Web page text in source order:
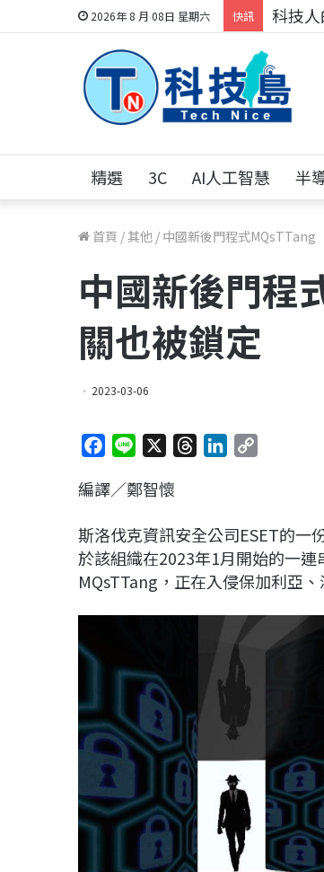
2026年 8 月 08日 星期六 快訊 科技人
精選 3C AI人工智慧 半
首頁 /其他 / 中國新後門程式
中國新後門
關也被鎖定
2023-03-06
c
b
o
o
n
a
d
s
e
d
I
L
i
n
編譯／鄭智懷
斯洛伐克資訊安全公司ESET的一
於該組織在2023年1月開始的一
MQsTTang，正在入侵保加利亞